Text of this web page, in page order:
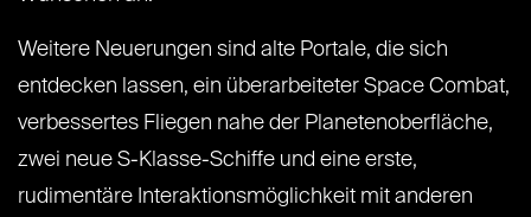
Weitere Neuerungen sind alte Portale, die sich
entdecken lassen, ein überarbeiteter Space Combat,
verbessertes Fliegen nahe der Planetenoberfläche,
zwei neue S-Klasse-Schiffe und eine erste,
rudimentäre Interaktionsmöglichkeit mit anderen